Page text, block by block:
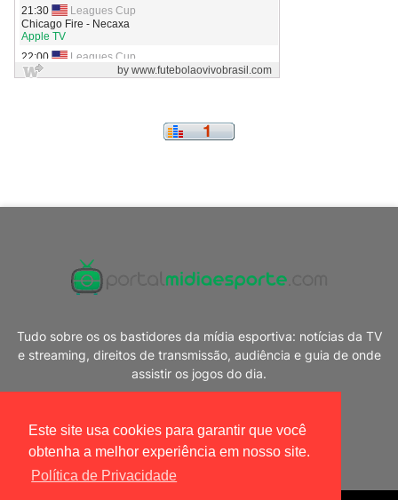
Este site usa cookies para garantir que você
obtenha a melhor experiência em nosso site.
Política de Privacidade
Tudo sobre os os bastidores da mídia esportiva: notícias da TV
e streaming, direitos de transmissão, audiência e guia de onde
assistir os jogos do dia.